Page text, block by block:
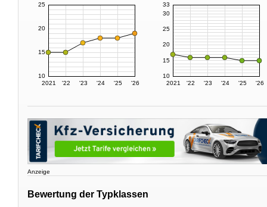
2021 '22 '23 '24 '25 '26
10
15
20
25
2021 '22 '23 '24 '25 '26
10
15
20
25
30
33
Anzeige
Bewertung der Typklassen